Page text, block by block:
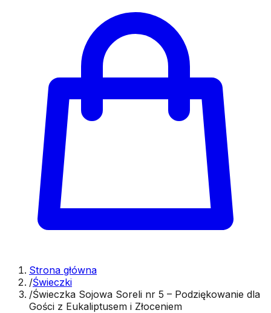
Strona główna
/Świeczki
/Świeczka Sojowa Soreli nr 5 – Podziękowanie dla
Gości z Eukaliptusem i Złoceniem